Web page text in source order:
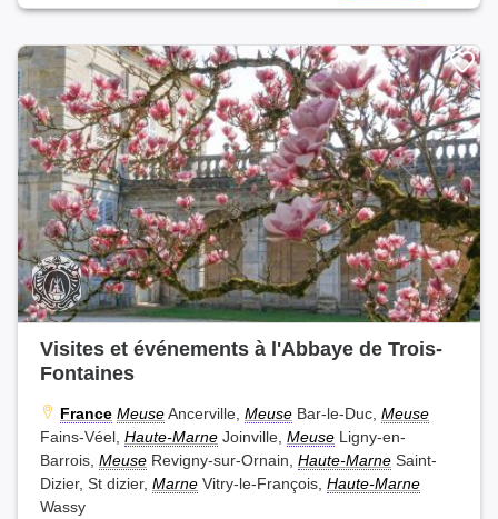
Visites et événements à l'Abbaye de Trois-
Fontaines
France MeuseAncerville, Meuse Bar-le-Duc, Meuse
Fains-Véel, Haute-Marne Joinville, Meuse Ligny-en-
Barrois, Meuse Revigny-sur-Ornain, Haute-Marne Saint-
Dizier, St dizier, Marne Vitry-le-François, Haute-Marne
Wassy